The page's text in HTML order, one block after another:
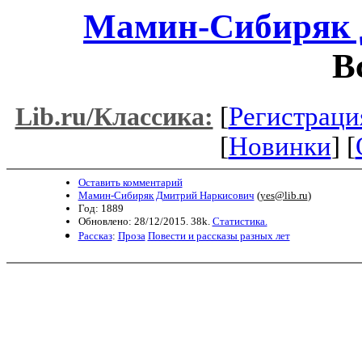
Мамин-Сибиряк
Lib.ru/Классика: [
[Новинки] [
Оставить комментарий
Мамин-Сибиряк Дмитрий Наркисович (yes@lib.ru)
Год: 1889
Обновлено: 28/12/2015. 38k. Статистика.
Рассказ: Проза Повести и рассказы разных лет